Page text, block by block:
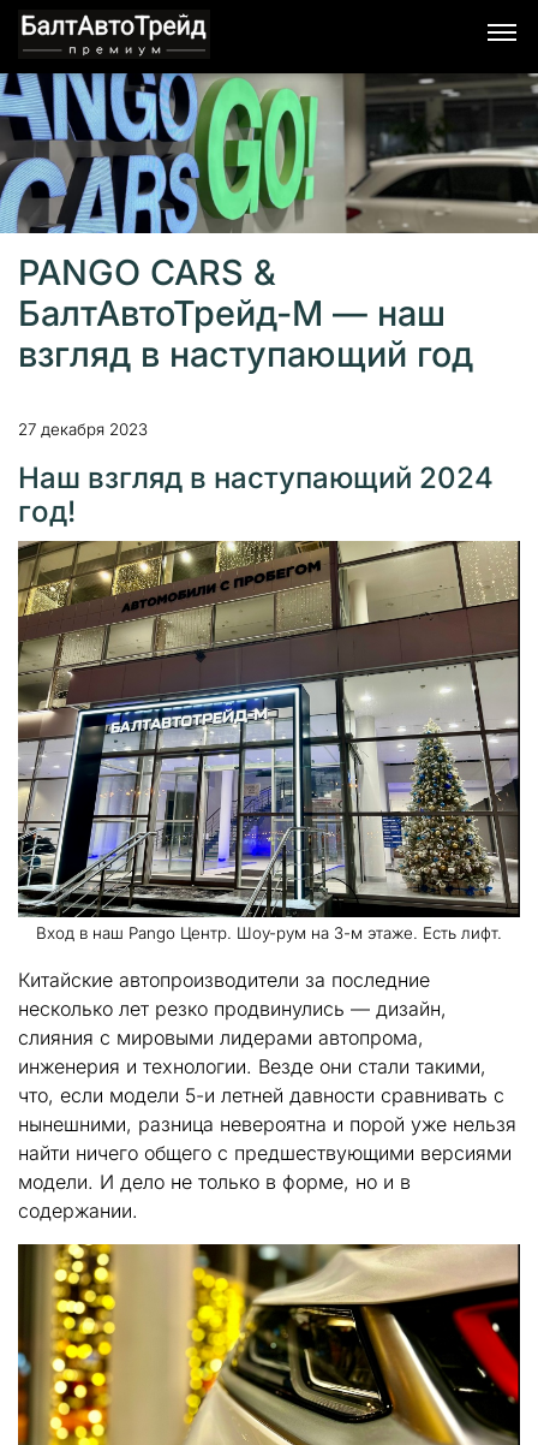
PANGO CARS &
БалтАвтоТрейд-М — наш
взгляд в наступающий год
27 декабря 2023
Наш взгляд в наступающий 2024
год!
Вход в наш Pango Центр. Шоу-рум на 3-м этаже. Есть лифт.
Китайские автопроизводители за последние
несколько лет резко продвинулись — дизайн,
слияния с мировыми лидерами автопрома,
инженерия и технологии. Везде они стали такими,
что, если модели 5-и летней давности сравнивать с
нынешними, разница невероятна и порой уже нельзя
найти ничего общего с предшествующими версиями
модели. И дело не только в форме, но и в
содержании.